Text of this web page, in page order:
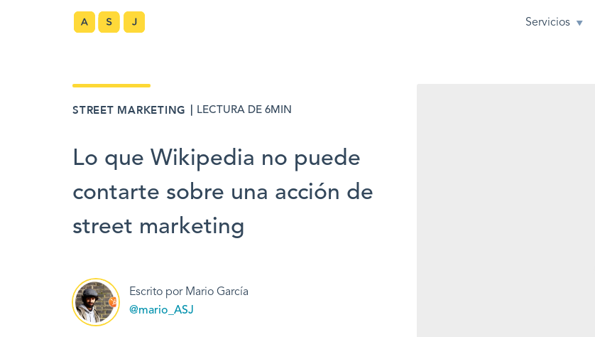
Servicios
STREET MARKETING ｜ LECTURA DE 6MIN
Lo que Wikipedia no puede
contarte sobre una acción de
street marketing
Escrito por Mario García
@mario_ASJ